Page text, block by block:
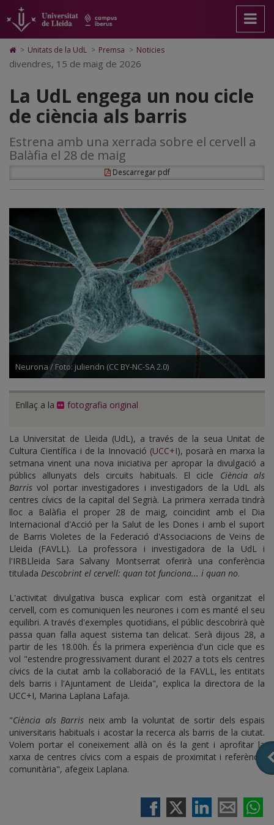
La
UdL
engega
un
nou
cicle
de
ciència
barris
pàgina
principal.
Universitat
Lleida
contingut
principal
Mapa
Web.
Universitat
Cerca
Accessibilitat.
Universitat
Lleida
Icono
de
Home
a
la
página
inicio
> Unitats de la UdL > Premsa > Noticies
divendres, 15 de maig de 2026
La UdL engega un nou cicle
de ciència als barris
Estrena amb una xerrada sobre el cervell a
Balàfia el 28 de maig
Descarregar pdf
Neurona / Foto: juliendn (CC BY-NC-SA 2.0)
Enllaç a la fotografia original
La Universitat de Lleida (UdL), a través de la seua Unitat de
Cultura Científica i de la Innovació (UCC+I), posarà en marxa la
setmana vinent una nova iniciativa per apropar la divulgació a
públics allunyats dels circuits habituals. El cicle Ciència als
Barris vol portar investigadores i investigadors de la UdL als
centres cívics de la capital del Segrià. La primera xerrada tindrà
lloc a Balàfia el proper 28 de maig, coincidint amb el Dia
Internacional d'Acció per la Salut de les Dones i amb el suport
de Barris Violetes de la Federació d'Associacions de Veïns de
Lleida (FAVLL). La professora i investigadora de la UdL i
l'IRBLleida Sara Salvany Montserrat oferirà una conferència
titulada Descobrint el cervell: quan tot funciona... i quan no.
L'activitat divulgativa busca explicar com està organitzat el
cervell, com es comuniquen les neurones i com es manté el seu
equilibri. A través d'exemples quotidians, el públic descobrirà què
passa quan falla aquest sistema tan delicat. Serà dijous 28, a
partir de les 18.00h. És la primera experiència d'un cicle que es
vol "estendre progressivament durant el 2027 a tots els centres
cívics de la ciutat amb la col·laboració de la FAVLL, les entitats
dels barris i l'Ajuntament de Lleida", explica la directora de la
UCC+I, Marina Laplana Lafaja.
"Ciència als Barris neix amb la voluntat de sortir dels espais
universitaris habituals i acostar la recerca als barris de la ciutat.
Volem portar el coneixement allà on és la gent i aprofitar la
xarxa de centres cívics com a espais de proximitat i referència
comunitària", afegeix Laplana.